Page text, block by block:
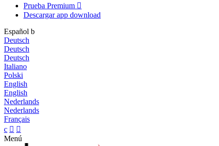
Prueba Premium 
Descargar app download
Español b
Deutsch
Deutsch
Deutsch
Italiano
Polski
English
English
Nederlands
Nederlands
Français
c  
Menú